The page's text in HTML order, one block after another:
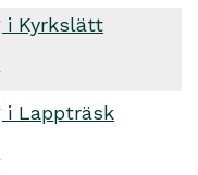
i Kyrkslätt
i Lappträsk